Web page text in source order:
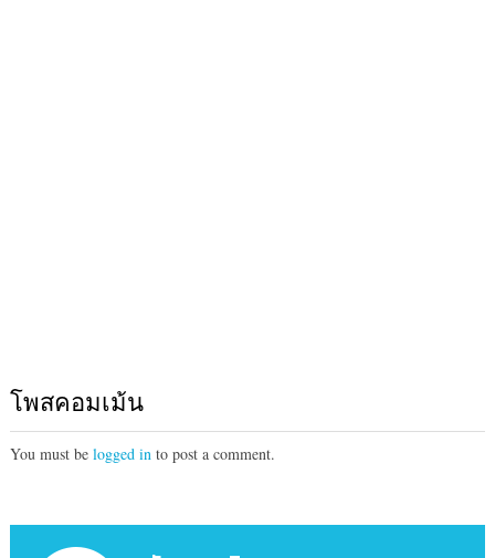
โพสคอมเม้น
You must be logged in to post a comment.